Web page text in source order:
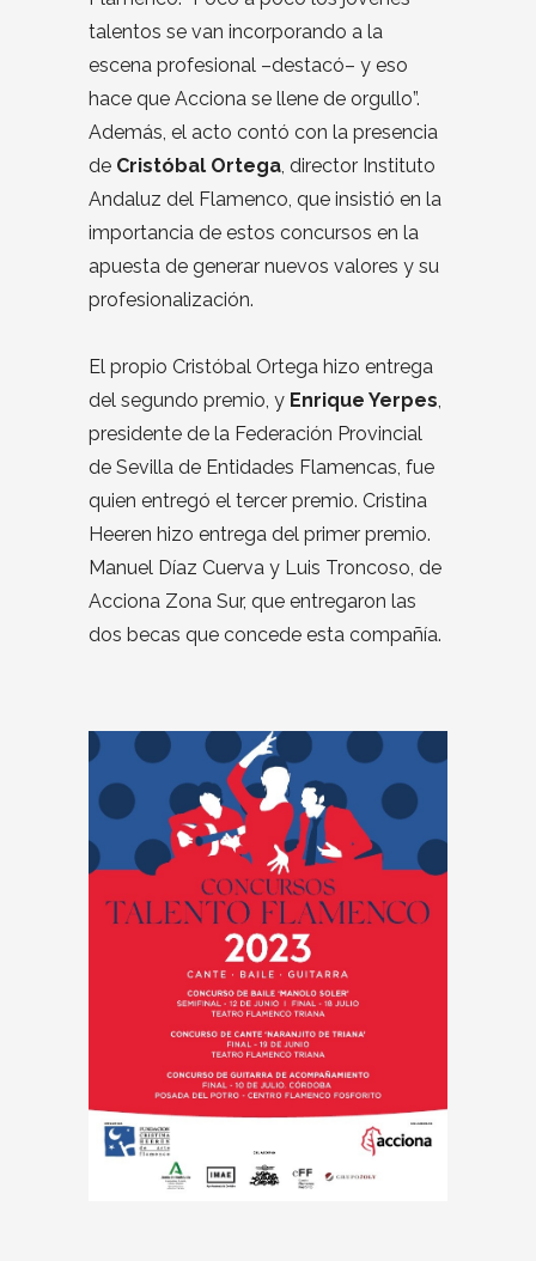
talentos se van incorporando a la
escena profesional –destacó– y eso
hace que Acciona se llene de orgullo”.
Además, el acto contó con la presencia
de Cristóbal Ortega , director Instituto
Andaluz del Flamenco, que insistió en la
importancia de estos concursos en la
apuesta de generar nuevos valores y su
profesionalización.
El propio Cristóbal Ortega hizo entrega
del segundo premio, y Enrique Yerpes
presidente de la Federación Provincial
de Sevilla de Entidades Flamencas, fue
quien entregó el tercer premio. Cristina
Heeren hizo entrega del primer premio.
Manuel Díaz Cuerva y Luis Troncoso, de
Acciona Zona Sur, que entregaron las
dos becas que concede esta compañía.